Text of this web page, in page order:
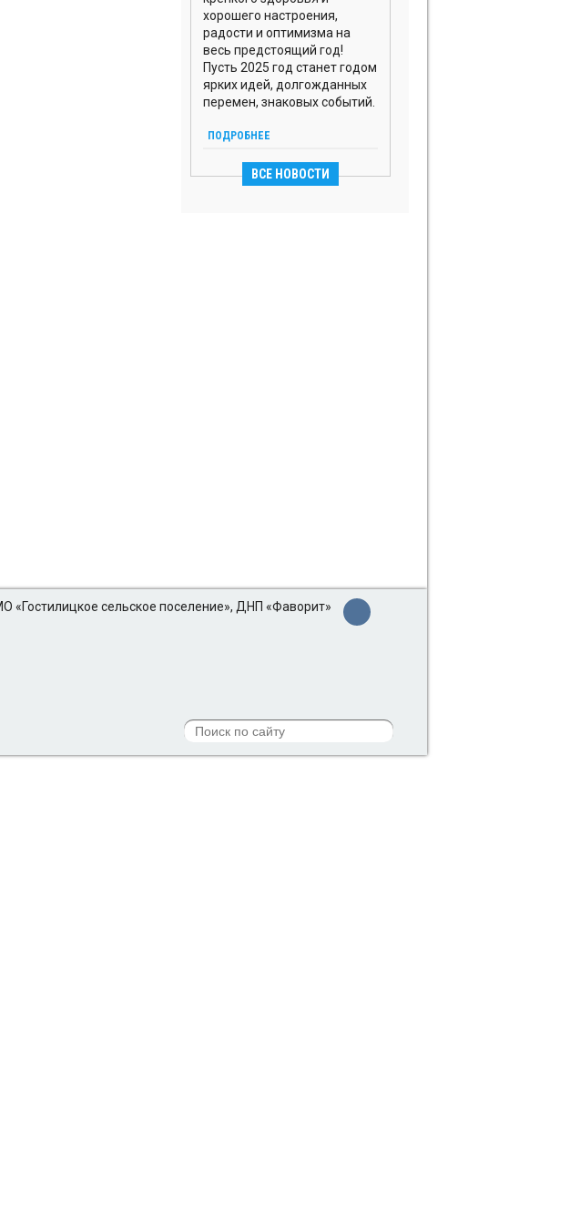
ГАТЧИНСКОМ
РАЙОНЕ
ПОСЕЛОК
СОЙКИНО В
ЛОМОНОСОВСКОМ
РАЙОНЕ
КОТТЕДЖНЫЙ
ЛОПУХИНКА В
хорошего настроения,
радости и оптимизма на
весь предстоящий год!
Пусть 2025 год станет годом
ярких идей, долгожданных
перемен, знаковых событий.
ПОДРОБНЕЕ
ВСЕ НОВОСТИ
«Гостилицкое сельское поселение», ДНП «Фаворит»